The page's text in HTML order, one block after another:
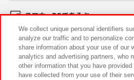
スマホ・PCであそぶ
イベント・キャンペーン
We collect unique personal identifiers
analyze our traffic and to personalize
share information about your use of our
analytics and advertising partners, who
other information that you have
have collected from your use of their